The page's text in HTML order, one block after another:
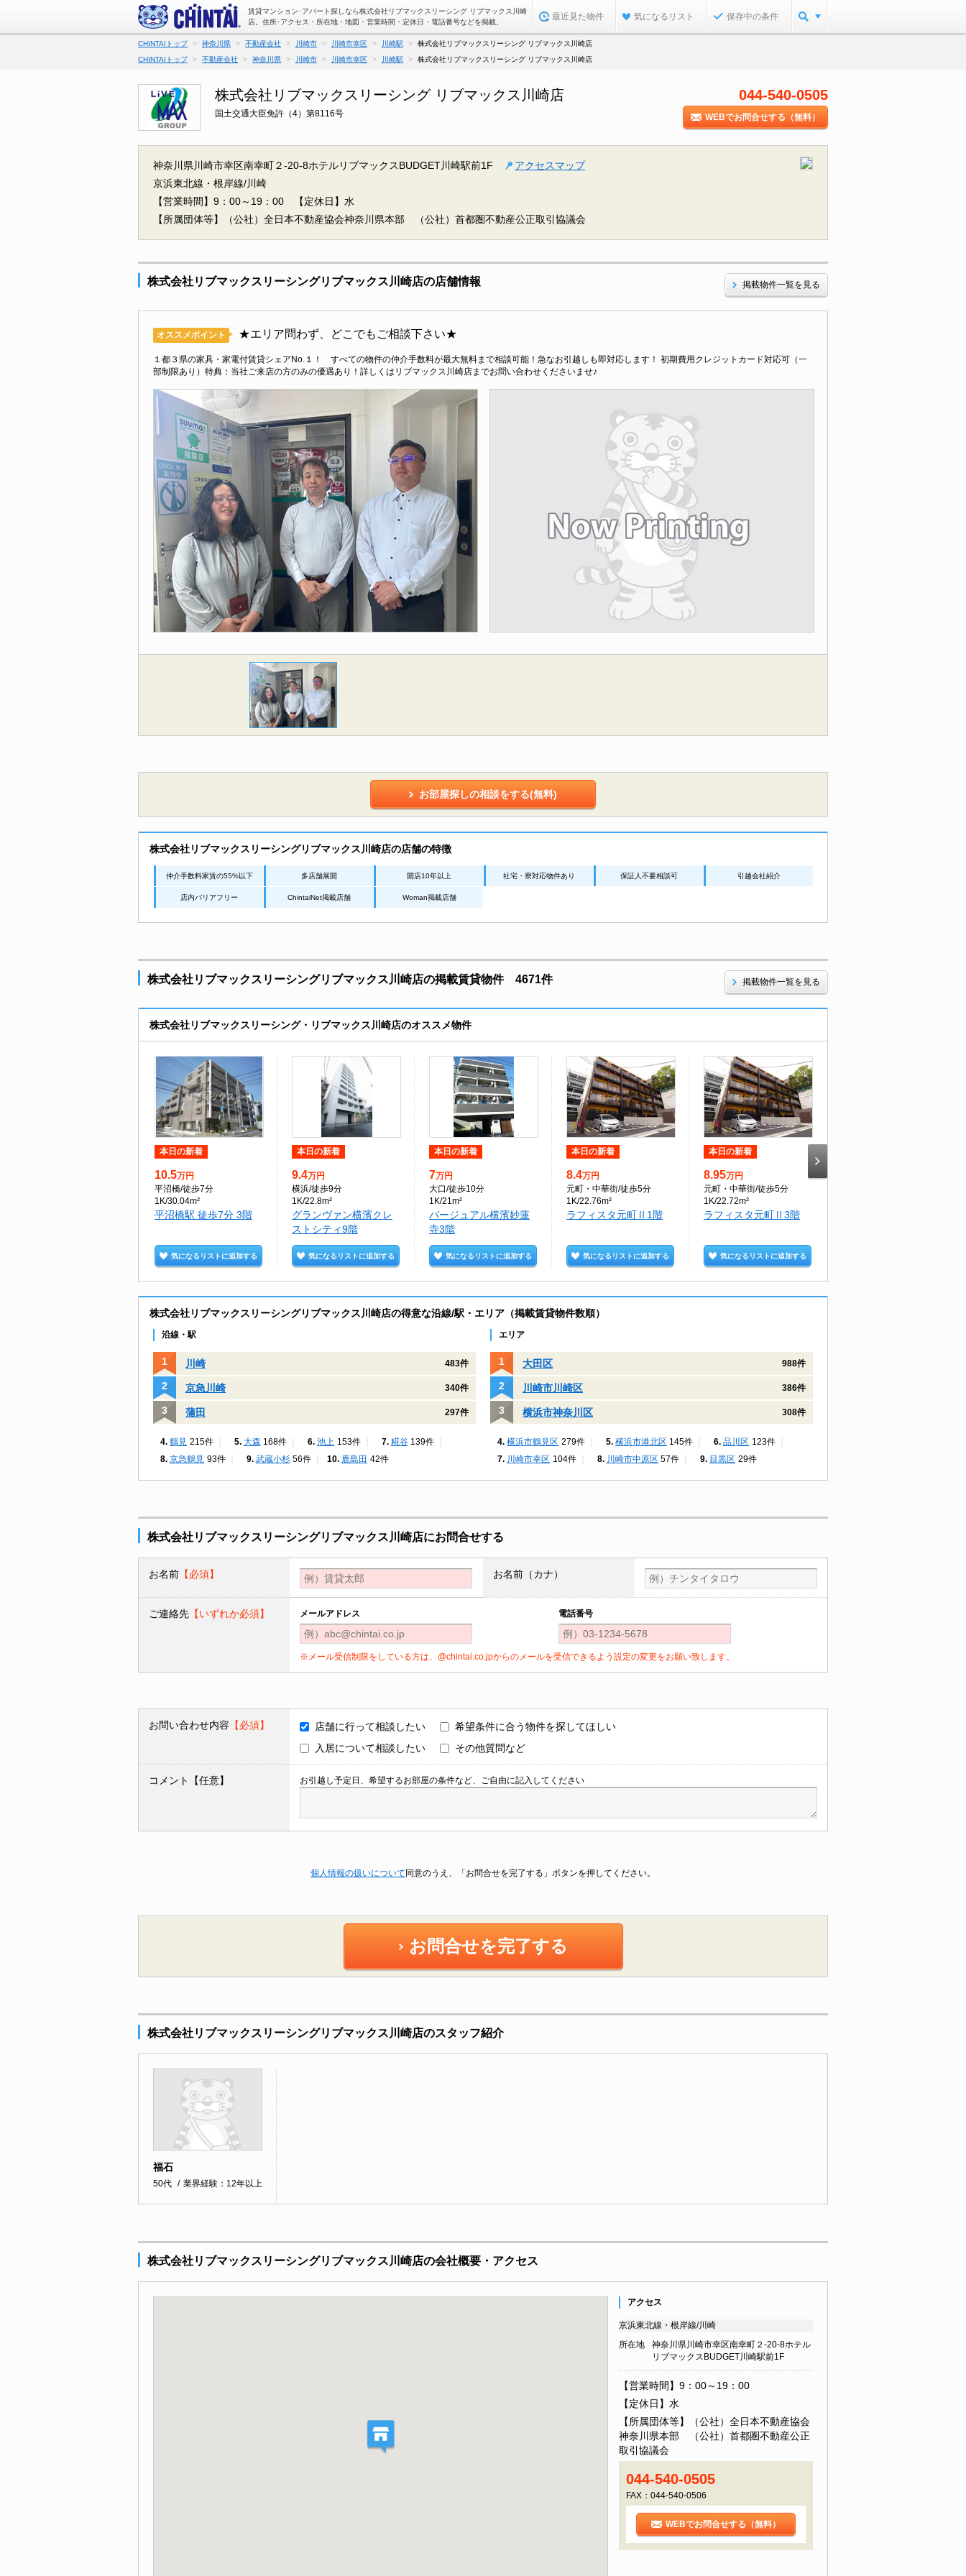
賃貸マンション･アパート探しなら株式会社リブマックスリーシング リブマックス川崎
店。住所･アクセス・所在地・地図・営業時間・定休日・電話番号などを掲載。
最近見た物件 気になるリスト 保存中の条件
CHINTAIトップ 神奈川県 不動産会社 川崎市 川崎市幸区 川崎駅
株式会社リブマックスリーシング リブマックス川崎店
CHINTAIトップ
不動産会社 神奈川県 川崎市 川崎市幸区 川崎駅 株式会社リブマックスリーシング リブマックス川崎店
株式会社リブマックスリーシング リブマックス川崎店
国土交通大臣免許（4）第8116号
044-540-0505
WEBでお問合せする（無料）
神奈川県川崎市幸区南幸町２-20-8ホテルリブマックスBUDGET川崎駅前1F
アクセスマップ
京浜東北線・根岸線/川崎
【営業時間】9：00～19：00
【定休日】水
【所属団体等】（公社）全日本不動産協会神奈川県本部 （公社）首都圏不動産公正取引協議会
株式会社リブマックスリーシングリブマックス川崎店の店舗情報 掲載物件一覧を見る
オススメポイント ★エリア問わず、どこでもご相談下さい★
１都３県の家具・家電付賃貸シェアNo.１！ すべての物件の仲介手数料が最大無料まで相談可能！急なお引越しも即対応します！ 初期費用クレジットカード対応可（一
部制限あり）特典：当社ご来店の方のみの優遇あり！詳しくはリブマックス川崎店までお問い合わせくださいませ♪
お部屋探しの相談をする(無料)
株式会社リブマックスリーシングリブマックス川崎店の店舗の特徴
仲介手数料家賃の55%以下 多店舗展開 開店10年以上 社宅・寮対応物件あり 保証人不要相談可 引越会社紹介
店内バリアフリー ChintaiNet掲載店舗 Woman掲載店舗
株式会社リブマックスリーシングリブマックス川崎店の掲載賃貸物件 4671件 掲載物件一覧を見る
株式会社リブマックスリーシング・リブマックス川崎店のオススメ物件
本日の新着
10.5万円
平沼橋/徒歩7分
1K/30.04m²
平沼橋駅 徒歩7分 3階
気になるリストに追加する
本日の新着
9.4万円
横浜/徒歩9分
1K/22.8m²
グランヴァン横濱クレ
ストシティ9階
気になるリストに追加する
本日の新着
7万円
大口/徒歩10分
1K/21m²
バージュアル横濱妙蓮
寺3階
気になるリストに追加する
本日の新着
8.4万円
元町・中華街/徒歩5分
1K/22.76m²
ラフィスタ元町Ⅱ1階
気になるリストに追加する
本日の新着
8.95万円
元町・中華街/徒歩5分
1K/22.72m²
ラフィスタ元町Ⅱ3階
気になるリストに追加する
株式会社リブマックスリーシングリブマックス川崎店の得意な沿線/駅・エリア（掲載賃貸物件数順）
沿線・駅
川崎 483件
京急川崎 340件
蒲田 297件
鶴見 215件 大森 168件 池上 153件 糀谷 139件
京急鶴見 93件 武蔵小杉 56件 鹿島田 42件
エリア
大田区 988件
川崎市川崎区 386件
横浜市神奈川区 308件
横浜市鶴見区 279件 横浜市港北区 145件 品川区 123件
川崎市幸区 104件 川崎市中原区 57件 目黒区 29件
株式会社リブマックスリーシングリブマックス川崎店にお問合せする
お名前 【必須】 お名前（カナ）
ご連絡先 【いずれか必須】 メールアドレス 電話番号
※メール受信制限をしている方は、@chintai.co.jpからのメールを受信できるよう設定の変更をお願い致します。
お問い合わせ内容 【必須】 店舗に行って相談したい
希望条件に合う物件を探してほしい
入居について相談したい
その他質問など
コメント【任意】 お引越し予定日、希望するお部屋の条件など、ご自由に記入してください
個人情報の扱いについて 同意のうえ、「お問合せを完了する」ボタンを押してください。
お問合せを完了する
株式会社リブマックスリーシングリブマックス川崎店のスタッフ紹介
福石
50代 業界経験：12年以上
株式会社リブマックスリーシングリブマックス川崎店の会社概要・アクセス
アクセス
京浜東北線・根岸線/川崎
所在地
神奈川県川崎市幸区南幸町２-20-8ホテル
リブマックスBUDGET川崎駅前1F
【営業時間】9：00～19：00
【定休日】水
【所属団体等】（公社）全日本不動産協会
神奈川県本部 （公社）首都圏不動産公正
取引協議会
044-540-0505
FAX：044-540-0506
WEBでお問合せする（無料）